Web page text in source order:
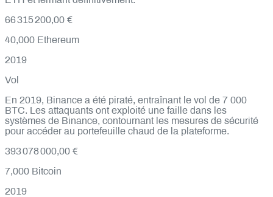
66 315 200,00 €
40,000 Ethereum
2019
Vol
En 2019, Binance a été piraté, entraînant le vol de 7 000
BTC. Les attaquants ont exploité une faille dans les
systèmes de Binance, contournant les mesures de sécurité
pour accéder au portefeuille chaud de la plateforme.
393 078 000,00 €
7,000 Bitcoin
2019